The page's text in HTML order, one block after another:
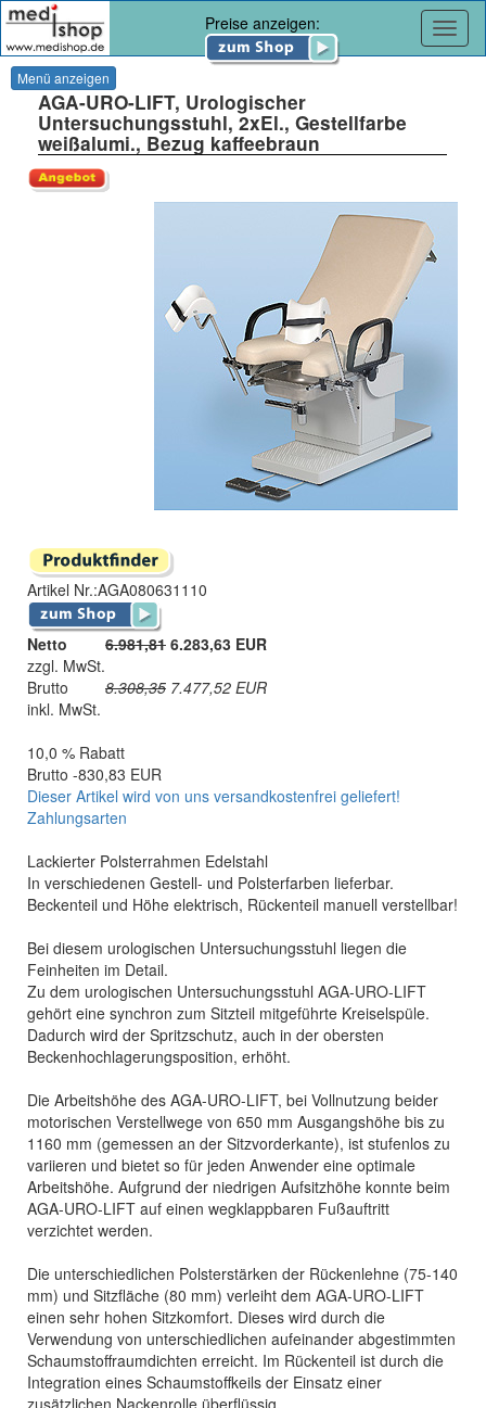
Preise anzeigen:
Menü anzeigen
AGA-URO-LIFT, Urologischer
Untersuchungsstuhl, 2xEl., Gestellfarbe
weißalumi., Bezug kaffeebraun
Artikel Nr.:AGA080631110
Netto 6.981,81 6.283,63 EUR
zzgl. MwSt.
Brutto
8.308,35 7.477,52 EUR
inkl. MwSt.
10,0 % Rabatt
Brutto -830,83 EUR
Dieser Artikel wird von uns versandkostenfrei geliefert!
Zahlungsarten
Lackierter Polsterrahmen Edelstahl
In verschiedenen Gestell- und Polsterfarben lieferbar.
Beckenteil und Höhe elektrisch, Rückenteil manuell verstellbar!
Bei diesem urologischen Untersuchungsstuhl liegen die
Feinheiten im Detail.
Zu dem urologischen Untersuchungsstuhl AGA-URO-LIFT
gehört eine synchron zum Sitzteil mitgeführte Kreiselspüle.
Dadurch wird der Spritzschutz, auch in der obersten
Beckenhochlagerungsposition, erhöht.
Die Arbeitshöhe des AGA-URO-LIFT, bei Vollnutzung beider
motorischen Verstellwege von 650 mm Ausgangshöhe bis zu
1160 mm (gemessen an der Sitzvorderkante), ist stufenlos zu
variieren und bietet so für jeden Anwender eine optimale
Arbeitshöhe. Aufgrund der niedrigen Aufsitzhöhe konnte beim
AGA-URO-LIFT auf einen wegklappbaren Fußauftritt
verzichtet werden.
Die unterschiedlichen Polsterstärken der Rückenlehne (75-140
mm) und Sitzfläche (80 mm) verleiht dem AGA-URO-LIFT
einen sehr hohen Sitzkomfort. Dieses wird durch die
Verwendung von unterschiedlichen aufeinander abgestimmten
Schaumstoffraumdichten erreicht. Im Rückenteil ist durch die
Integration eines Schaumstoffkeils der Einsatz einer
zusätzlichen Nackenrolle überflüssig.